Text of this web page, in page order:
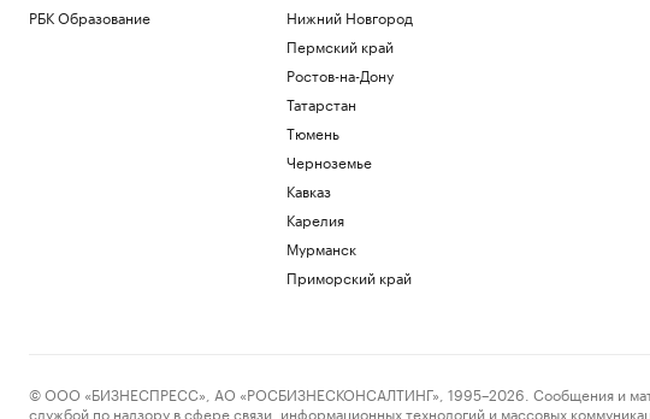
РБК Образование
Нижний Новгород
Пермский край
Ростов-на-Дону
Татарстан
Тюмень
Черноземье
Кавказ
Карелия
Мурманск
Приморский край
© ООО «БИЗНЕСПРЕСС», АО «РОСБИЗНЕСКОНСАЛТИНГ», 1995–2026. Сообщения и
службой по надзору в сфере связи, информационных технологий и массовых